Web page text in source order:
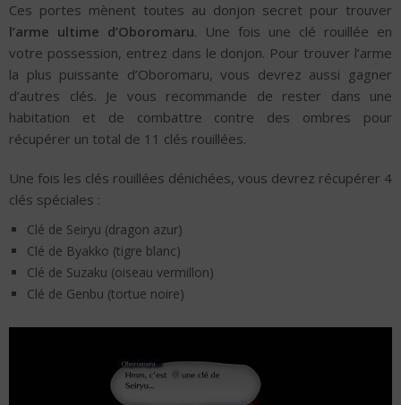
Ces portes mènent toutes au donjon secret pour trouver
l’arme ultime d’Oboromaru. Une fois une clé rouillée en
votre possession, entrez dans le donjon. Pour trouver l’arme
la plus puissante d’Oboromaru, vous devrez aussi gagner
d’autres clés. Je vous recommande de rester dans une
habitation et de combattre contre des ombres pour
récupérer un total de 11 clés rouillées.
Une fois les clés rouillées dénichées, vous devrez récupérer 4
clés spéciales :
Clé de Seiryu (dragon azur)
Clé de Byakko (tigre blanc)
Clé de Suzaku (oiseau vermillon)
Clé de Genbu (tortue noire)